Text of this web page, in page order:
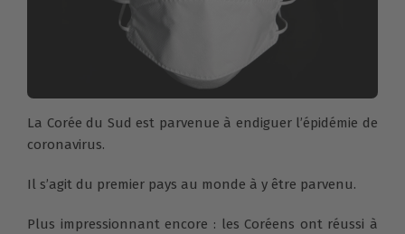
La Corée du Sud est parvenue à endiguer l’épidémie de
coronavirus.
Il s’agit du premier pays au monde à y être parvenu.
Plus impressionnant encore : les Coréens ont réussi à